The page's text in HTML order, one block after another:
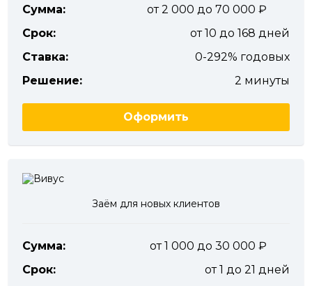
Сумма:
от 2 000 до 70 000
Срок:
от 10 до 168 дней
Ставка:
0-292% годовых
Решение:
2 минуты
Оформить
Заём для новых клиентов
Сумма:
от 1 000 до 30 000
Срок:
от 1 до 21 дней